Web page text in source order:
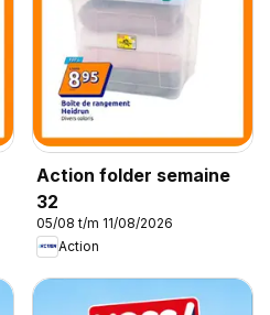
Action folder semaine
32
05/08 t/m 11/08/2026
Action